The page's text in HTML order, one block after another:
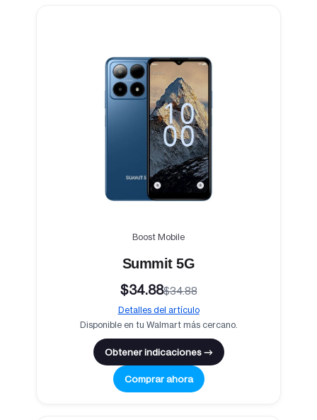
Boost Mobile
Summit 5G
$34.88$34.88
Detalles del artículo
Disponible en tu Walmart más cercano.
Obtener indicaciones →
Comprar ahora